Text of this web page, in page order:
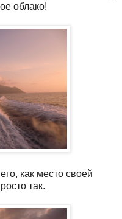
облако!
как место своей
так.